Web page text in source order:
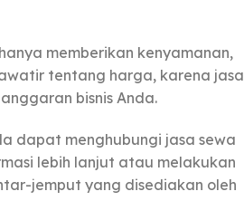
memberikan kenyamanan,
tentang harga, karena jasa
bisnis Anda.
dapat menghubungi jasa sewa
lebih lanjut atau melakukan
jemput yang disediakan oleh